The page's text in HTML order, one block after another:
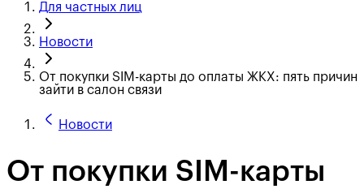
Для частных лиц
Новости
От покупки SIM-карты до оплаты ЖКХ: пять причин
зайти в салон связи
Новости
От покупки SIM-карты